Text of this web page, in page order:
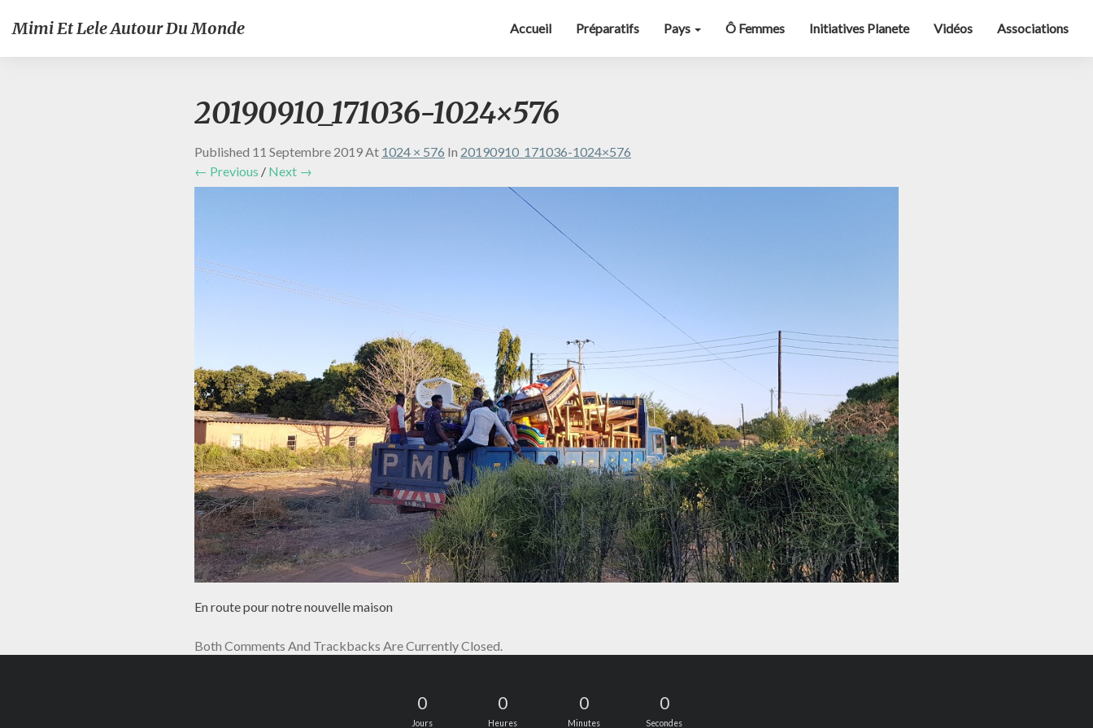
Mimi Et Lele Autour Du Monde Accueil Préparatifs Pays Ô Femmes Initiatives Planete Vidéos Associations
20190910_171036-1024×576
Published 11 Septembre 2019At 1024 × 576 In 20190910_171036-1024×576
← Previous / Next →
En route pour notre nouvelle maison
Both Comments And Trackbacks Are Currently Closed.
0
Jours
0
Heures
0
Minutes
0
Secondes